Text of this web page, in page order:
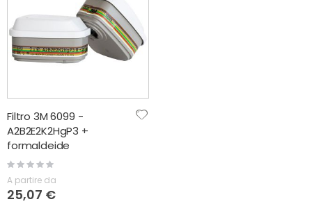
Filtro 3M 6099 -
A2B2E2K2HgP3 +
formaldeide
Rating:
0%
A partire da
25,07 €